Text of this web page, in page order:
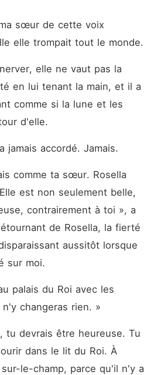
sœur de cette voix
elle ne vaut pas la
en lui tenant la main, et il a
comme si la lune et les
d'elle.
jamais accordé. Jamais.
comme ta sœur. Rosella
est non seulement belle,
contrairement à toi », a
de Rosella, la fierté
aussitôt lorsque
sur moi.
palais du Roi avec les
changeras rien. »
tu devrais être heureuse. Tu
dans le lit du Roi. À
le-champ, parce qu'il n'y a